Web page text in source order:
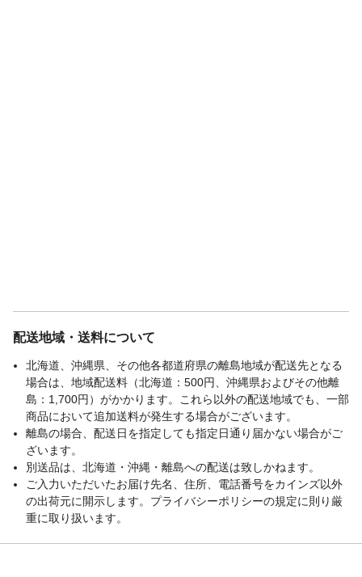
配送地域・送料について
北海道、沖縄県、その他各都道府県の離島地域が配送先となる
場合は、地域配送料（北海道：500円、沖縄県およびその他離
島：1,700円）がかかります。これら以外の配送地域でも、一部
商品において追加送料が発生する場合がございます。
離島の場合、配送日を指定しても指定日通り届かない場合がご
ざいます。
別送品は、北海道・沖縄・離島への配送は致しかねます。
ご入力いただいたお届け先名、住所、電話番号をカインズ以外
の出荷元に開示します。プライバシーポリシーの規定に則り厳
重に取り扱います。